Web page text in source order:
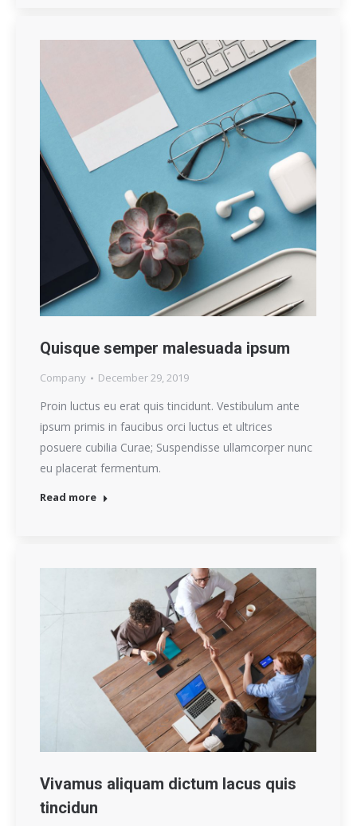
Quisque semper malesuada ipsum
Company December 29, 2019
Proin luctus eu erat quis tincidunt. Vestibulum ante
ipsum primis in faucibus orci luctus et ultrices
posuere cubilia Curae; Suspendisse ullamcorper nunc
eu placerat fermentum.
Read more
Vivamus aliquam dictum lacus quis
tincidun